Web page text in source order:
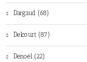
Dargaud (68)
Delcourt (87)
Denoël (22)